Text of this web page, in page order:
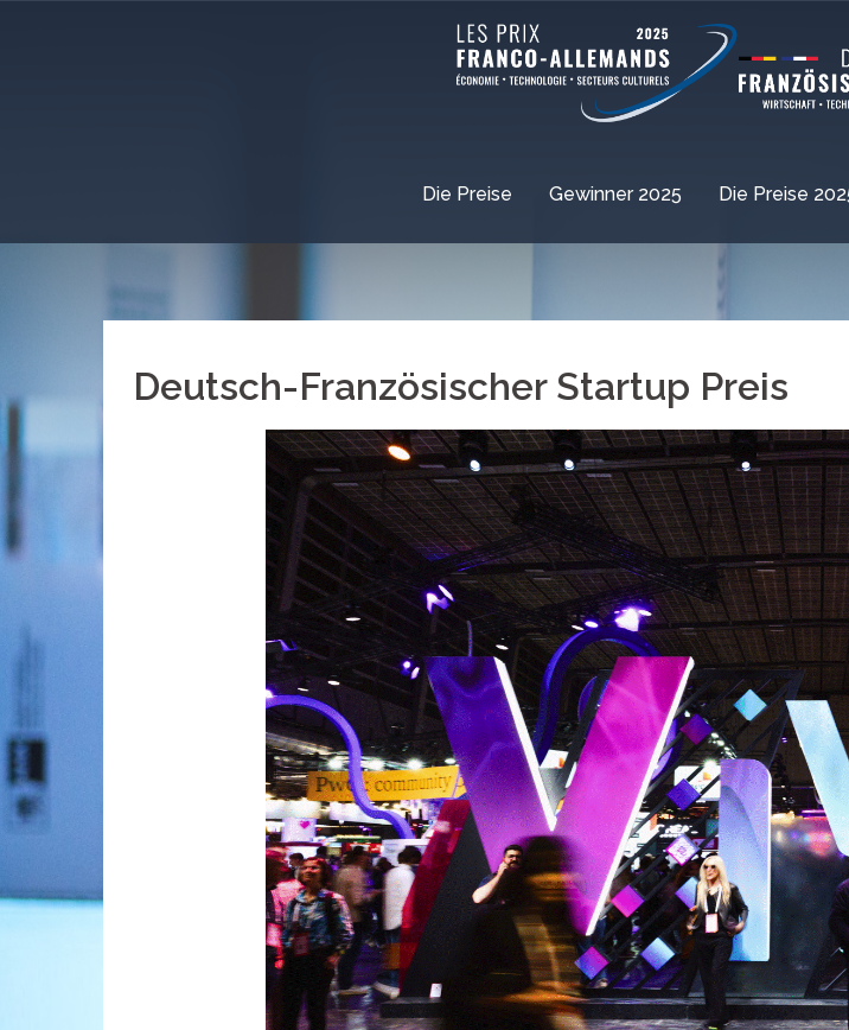
Die Preise Gewinner 2025 Die Preise
Deutsch-Französischer Startup Preis